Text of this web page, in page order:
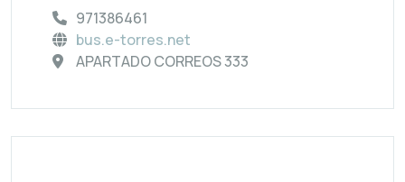
971386461
bus.e-torres.net
APARTADO CORREOS 333